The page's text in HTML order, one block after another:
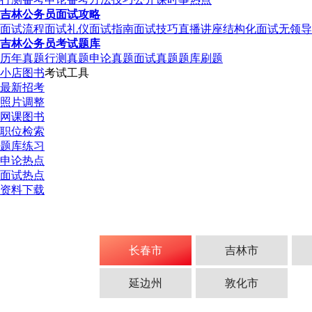
吉林公务员面试攻略
面试流程面试礼仪面试指南面试技巧直播讲座结构化面试无领
吉林公务员考试题库
历年真题行测真题申论真题面试真题题库刷题
小店图书考试工具
最新招考
照片调整
网课图书
职位检索
题库练习
申论热点
面试热点
资料下载